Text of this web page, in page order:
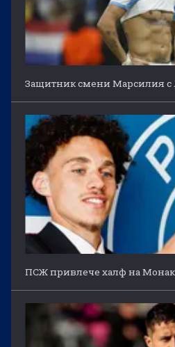
Защитник смени Марсилия с
ПСЖ привлече халф на